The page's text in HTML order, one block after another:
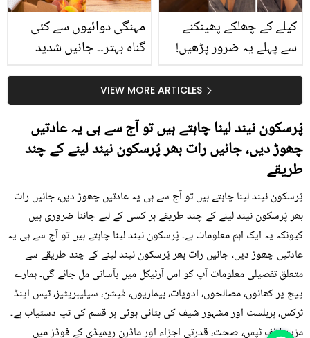
مہنگی دوائیوں سے کئی
گناہ بہتر۔۔ جانیں شدید
کیوں کھانا چاہیے؟
کیلے کے چھلکے پھینکنے
سے پہلے یہ ضرور پڑھیں!
سستا اور قدرتی حلVIEW MORE ARTICLES
پُرسکون نیند لینا چاہتے ہیں تو آج سے ہی یہ عادتیں
چھوڑ دیں، جانیں رات بھر پُرسکون نیند لینے کے چند
طریقے
پُرسکون نیند لینا چاہتے ہیں تو آج سے ہی یہ عادتیں چھوڑ دیں، جانیں رات
بھر پُرسکون نیند لینے کے چند طریقے ہر کسی کے لیے جاننا ضروری ہیں
کیونکہ یہ ایک اہم معلومات ہے۔ پُرسکون نیند لینا چاہتے ہیں تو آج سے ہی یہ
عادتیں چھوڑ دیں، جانیں رات بھر پُرسکون نیند لینے کے چند طریقے سے
متعلق تفصیلی معلومات آپ کو اس آرٹیکل میں بآسانی مل جائے گی۔ ہمارے
پیج پر کھانوں، مصالحوں، ادویات، بیماریوں، فیشن، سیلیبریٹیز، ٹپس اینڈ
ٹرکس، ہربلسٹ اور مشہور شیف کی بتائی ہوئی ہر قسم کی ٹپ دستیاب ہے۔
مزید لائف ٹپس، صحت، قدرتی اجزاء اور ماڈرن ریمیڈی کے فوڈز میں